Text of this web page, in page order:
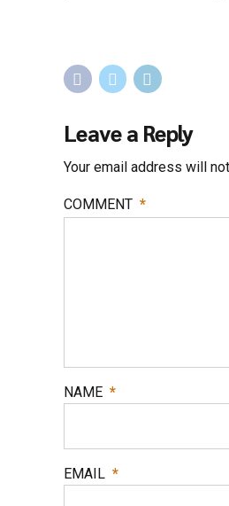
Leave a Reply
Your email address will
COMMENT *
NAME *
EMAIL *